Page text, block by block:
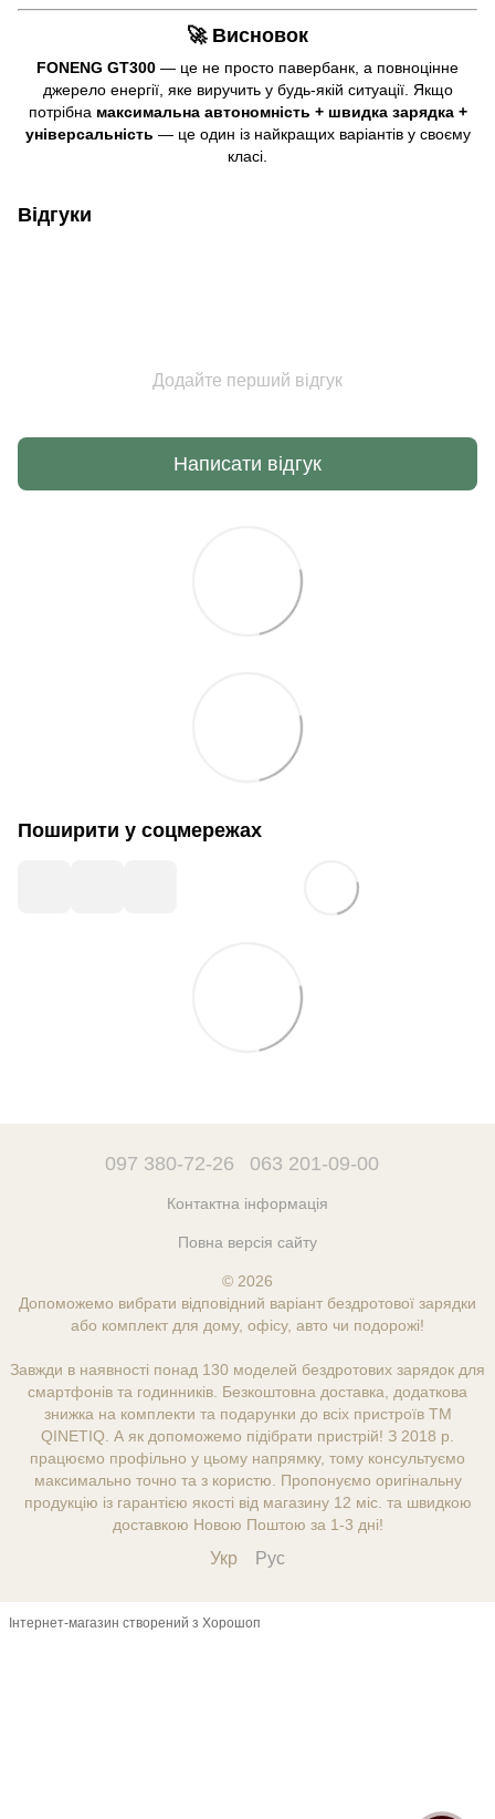
🚀 Висновок
FONENG GT300 — це не просто павербанк, а повноцінне
джерело енергії, яке виручить у будь-якій ситуації. Якщо
потрібна максимальна автономність + швидка зарядка +
універсальність — це один із найкращих варіантів у своєму
класі.
Відгуки
Додайте перший відгук
Написати відгук
Поширити у соцмережах
097 380-72-26 063 201-09-00
Контактна інформація
Повна версія сайту
© 2026
Допоможемо вибрати відповідний варіант бездротової зарядки
або комплект для дому, офісу, авто чи подорожі!
Завжди в наявності понад 130 моделей бездротових зарядок для
смартфонів та годинників. Безкоштовна доставка, додаткова
знижка на комплекти та подарунки до всіх пристроїв ТМ
QINETIQ. А як допоможемо підібрати пристрій! З 2018 р.
працюємо профільно у цьому напрямку, тому консультуємо
максимально точно та з користю. Пропонуємо оригінальну
продукцію із гарантією якості від магазину 12 міс. та швидкою
доставкою Новою Поштою за 1-3 дні!
Укр Рус
Інтернет-магазин створений з Хорошоп